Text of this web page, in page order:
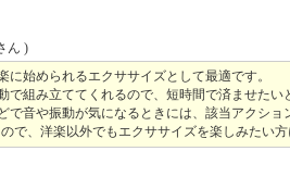
ん )
始められるエクササイズとして最適です。
組み立ててくれるので、短時間で済ませたい
音や振動が気になるときには、該当アクシ
で、洋楽以外でもエクササイズを楽しみたい方